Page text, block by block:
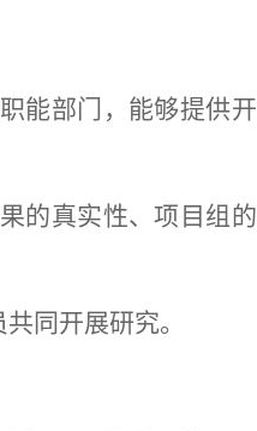
能部门，能够提供
的真实性、项目组
同开展研究。